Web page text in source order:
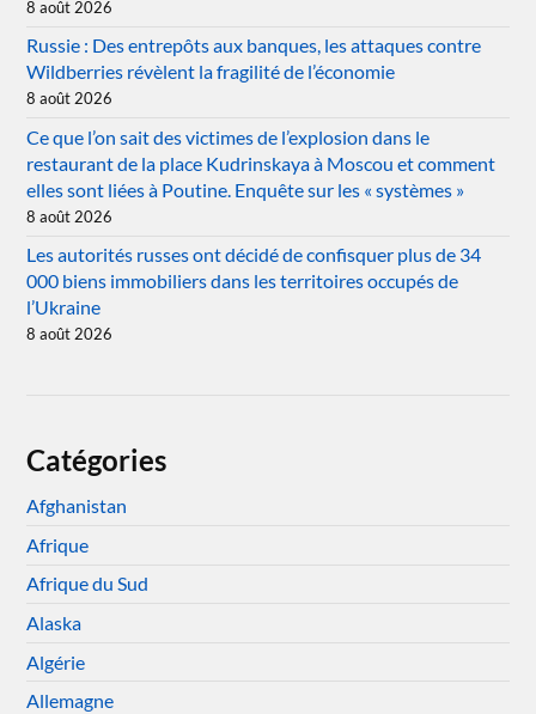
8 août 2026
Russie : Des entrepôts aux banques, les attaques contre
Wildberries révèlent la fragilité de l’économie
8 août 2026
Ce que l’on sait des victimes de l’explosion dans le
restaurant de la place Kudrinskaya à Moscou et comment
elles sont liées à Poutine. Enquête sur les « systèmes »
8 août 2026
Les autorités russes ont décidé de confisquer plus de 34
000 biens immobiliers dans les territoires occupés de
l’Ukraine
8 août 2026
Catégories
Afghanistan
Afrique
Afrique du Sud
Alaska
Algérie
Allemagne